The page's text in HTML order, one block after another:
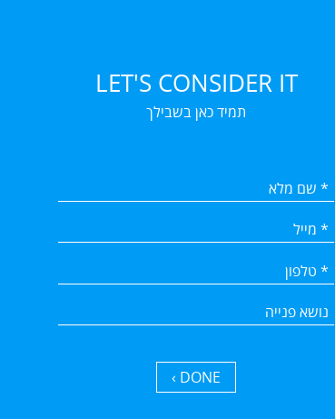
LET'S CONSIDER IT
תמיד כאן בשבילך
DONE ›